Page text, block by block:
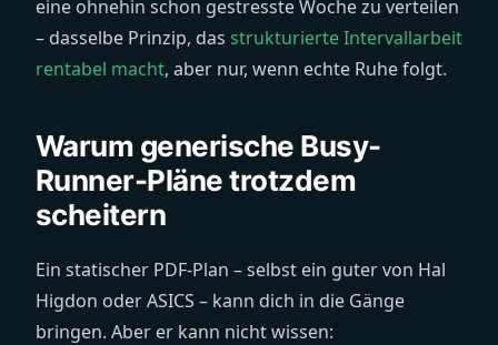
eine ohnehin schon gestresste Woche zu verteilen
– dasselbe Prinzip, das strukturierte Intervallarbeit
rentabel macht, aber nur, wenn echte Ruhe folgt.
Warum generische Busy-
Runner-Pläne trotzdem
scheitern
Ein statischer PDF-Plan – selbst ein guter von Hal
Higdon oder ASICS – kann dich in die Gänge
bringen. Aber er kann nicht wissen: